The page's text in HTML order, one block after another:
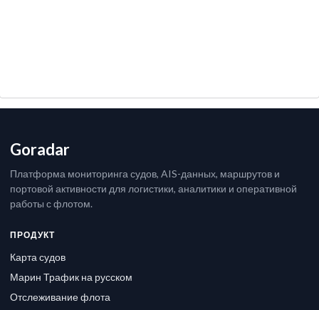
Goradar
Платформа мониторинга судов, AIS-данных, маршрутов и
портовой активности для логистики, аналитики и оперативной
работы с флотом.
ПРОДУКТ
Карта судов
Марин Трафик на русском
Отслеживание флота